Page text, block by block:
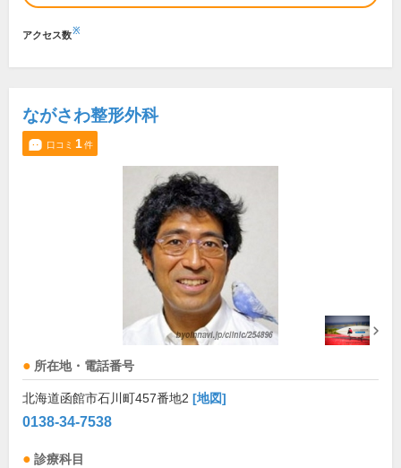
アクセス数※
ながさわ整形外科
口コミ 1件
所在地・電話番号
北海道函館市石川町457番地2 [地図]
0138-34-7538
診療科目